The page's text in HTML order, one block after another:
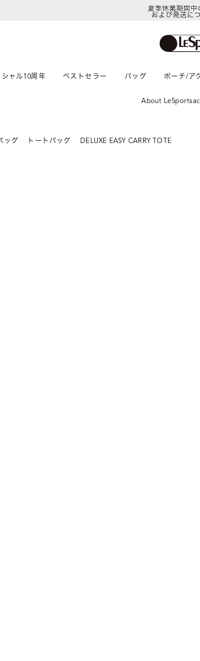
夏季休業期間
および発送に
ャル10周年 ベストセラー バッグ ポーチ/ア
About LeSportsac
ッグ トートバッグ DELUXE EASY CARRY TOTE